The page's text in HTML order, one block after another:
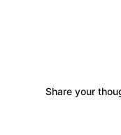
Share your